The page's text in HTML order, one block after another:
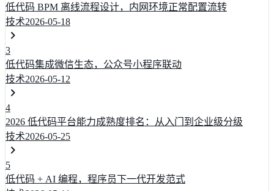
低代码 BPM 离线流程设计，内网环境正常配置流转
技术2026-05-18
3
低代码集成微信生态，公众号小程序联动
技术2026-05-12
4
2026 低代码平台能力成熟度排名：从入门到企业级分级
技术2026-05-25
5
低代码 + AI 编程，程序员下一代开发范式